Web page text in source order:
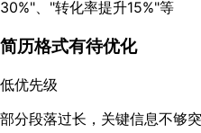
30%"、"转化率提升15%"等
简历格式有待优化
低优先级
部分段落过长，关键信息不够